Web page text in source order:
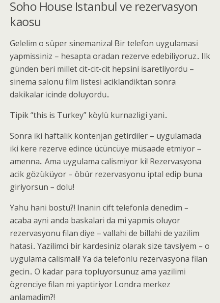
Soho House Istanbul ve rezervasyon
kaosu
Gelelim o süper sinemaniza! Bir telefon uygulamasi
yapmissiniz – hesapta oradan rezerve edebiliyoruz.. Ilk
günden beri millet cit-cit-cit hepsini isaretliyordu –
sinema salonu film listesi aciklandiktan sonra
dakikalar icinde doluyordu..
Tipik “this is Turkey” köylü kurnazligi yani..
Sonra iki haftalik kontenjan getirdiler – uygulamada
iki kere rezerve edince ücüncüye müsaade etmiyor –
amenna.. Ama uygulama calismiyor ki! Rezervasyona
acik gözüküyor – öbür rezervasyonu iptal edip buna
giriyorsun – dolu!
Yahu hani bostu?! Inanin cift telefonla denedim –
acaba ayni anda baskalari da mi yapmis oluyor
rezervasyonu filan diye – vallahi de billahi de yazilim
hatasi.. Yazilimci bir kardesiniz olarak size tavsiyem – o
uygulama calismali! Ya da telefonlu rezervasyona filan
gecin.. O kadar para topluyorsunuz ama yazilimi
ögrenciye filan mi yaptiriyor Londra merkez
anlamadim?!